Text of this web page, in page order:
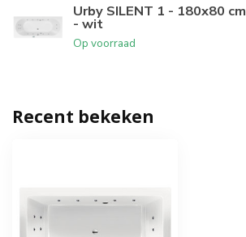
Urby SILENT 1 - 180x80 cm
- wit
Op voorraad
Recent bekeken